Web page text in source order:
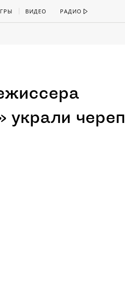
ВИДЕО РАДИО
украли череп